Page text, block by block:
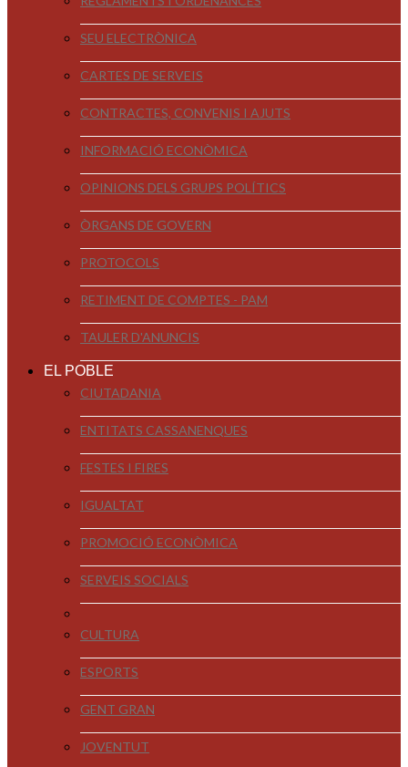
SEU ELECTRÒNICA
CARTES DE SERVEIS
CONTRACTES, CONVENIS I AJUTS
INFORMACIÓ ECONÒMICA
OPINIONS DELS GRUPS POLÍTICS
ÒRGANS DE GOVERN
PROTOCOLS
RETIMENT DE COMPTES - PAM
TAULER D'ANUNCIS
EL POBLE
CIUTADANIA
ENTITATS CASSANENQUES
FESTES I FIRES
IGUALTAT
PROMOCIÓ ECONÒMICA
SERVEIS SOCIALS
CULTURA
ESPORTS
GENT GRAN
JOVENTUT